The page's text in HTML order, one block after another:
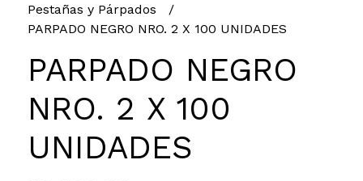
Pestañas y Párpados
PARPADO NEGRO NRO. 2 X 100 UNIDADES
PARPADO NEGRO
NRO. 2 X 100
UNIDADES